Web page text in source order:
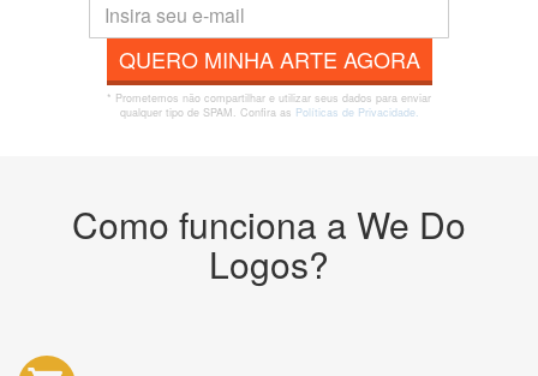
QUERO MINHA ARTE AGORA
* Prometemos não compartilhar e utilizar seus dados para enviar
qualquer tipo de SPAM. Confira as Políticas de Privacidade.
Como funciona a We Do
Logos?